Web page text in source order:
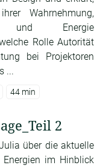
Wahrnehmung,
und Energie
Rolle Autorität
bei Projektoren
...
44 min
2
über die aktuelle
im Hinblick